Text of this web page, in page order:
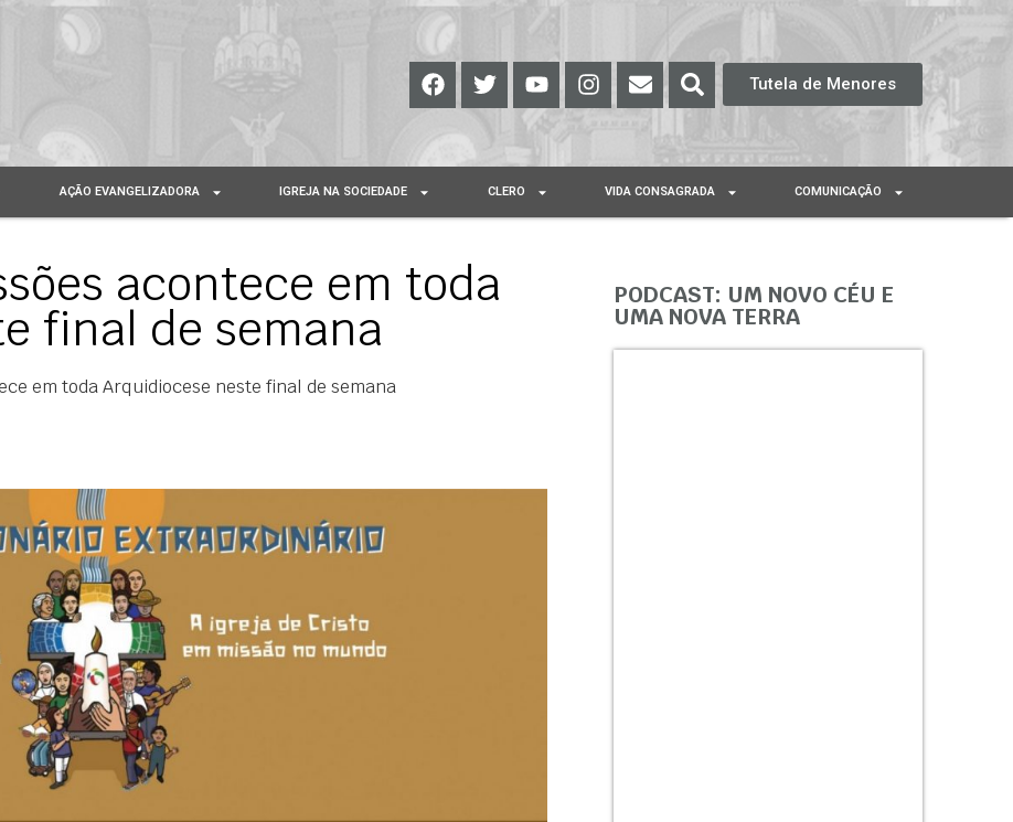
Tutela de Menores
AÇÃO EVANGELIZADORA IGREJA NA SOCIEDADE CLERO VIDA CONSAGRADA COMUNICAÇÃO
acontece em toda
final de semana
em toda Arquidiocese neste final de semana
PODCAST: UM NOVO CÉU E
UMA NOVA TERRA